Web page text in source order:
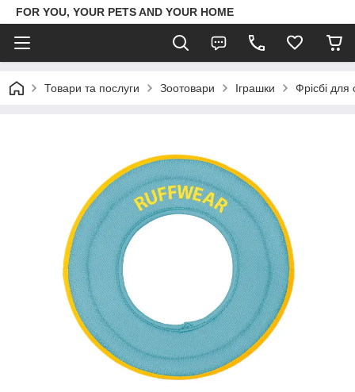
FOR YOU, YOUR PETS AND YOUR HOME
Товари та послуги Зоотовари Іграшки Фрісбі